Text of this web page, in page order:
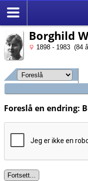
Borghild
1898 - 1983 (84
Foreslå en endring: